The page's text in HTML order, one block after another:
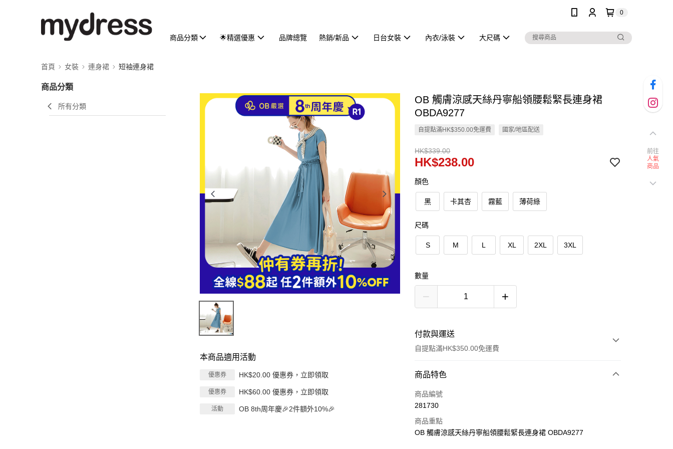
0
商品分類 🌟精選優惠 品牌總覽 熱銷/新品 日台女裝 內衣/泳裝 大尺碼
首頁 女裝 連身裙 短袖連身裙
商品分類
所有分類
本商品適用活動
優惠券 HK$20.00 優惠券，立即領取
優惠券 HK$60.00 優惠券，立即領取
活動 OB 8th周年慶🎉2件額外10%🎉
OB 觸膚涼感天絲丹寧船領腰鬆緊長連身裙
OBDA9277
自提點滿HK$350.00免運費 國家/地區配送
HK$339.00
HK$238.00
顏色
黑 卡其杏 霧藍 薄荷綠
尺碼
S M L XL 2XL 3XL
數量
付款與運送
自提點滿HK$350.00免運費
付款方式
信用卡
AlipayHK
商品特色
商品編號
281730
商品重點
OB 觸膚涼感天絲丹寧船領腰鬆緊長連身裙 OBDA9277
前往
人氣
商品